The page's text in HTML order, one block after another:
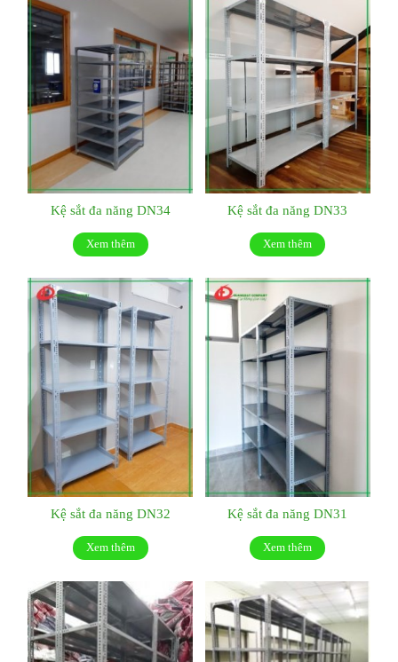
Kệ sắt đa năng DN34
Xem thêm
Kệ sắt đa năng DN33
Xem thêm
Kệ sắt đa năng DN32
Xem thêm
Kệ sắt đa năng DN31
Xem thêm